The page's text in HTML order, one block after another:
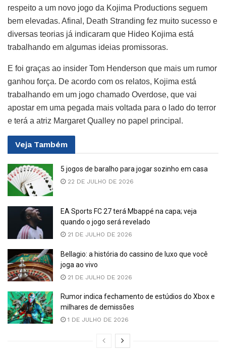
respeito a um novo jogo da Kojima Productions seguem
bem elevadas. Afinal, Death Stranding fez muito sucesso e
diversas teorias já indicaram que Hideo Kojima está
trabalhando em algumas ideias promissoras.
E foi graças ao insider Tom Henderson que mais um rumor
ganhou força. De acordo com os relatos, Kojima está
trabalhando em um jogo chamado Overdose, que vai
apostar em uma pegada mais voltada para o lado do terror
e terá a atriz Margaret Qualley no papel principal.
Veja Também
5 jogos de baralho para jogar sozinho em casa
22 DE JULHO DE 2026
EA Sports FC 27 terá Mbappé na capa; veja
quando o jogo será revelado
21 DE JULHO DE 2026
Bellagio: a história do cassino de luxo que você
joga ao vivo
21 DE JULHO DE 2026
Rumor indica fechamento de estúdios do Xbox e
milhares de demissões
1 DE JULHO DE 2026